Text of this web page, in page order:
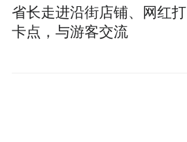
省长走进沿街店铺、网红打
卡点，与游客交流